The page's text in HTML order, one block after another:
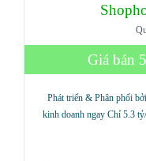
Giá bán
Phát triển & Phân phối
kinh doanh ngay Chỉ 5.3